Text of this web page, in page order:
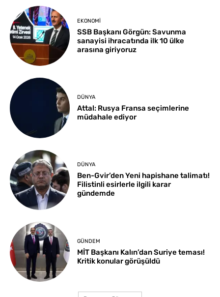
EKONOMI
SSB Başkanı Görgün: Savunma
sanayisi ihracatında ilk 10 ülke
arasına giriyoruz
DÜNYA
Attal: Rusya Fransa seçimlerine
müdahale ediyor
DÜNYA
Ben-Gvir’den Yeni hapishane talimatı!
Filistinli esirlerle ilgili karar
gündemde
GÜNDEM
MİT Başkanı Kalın’dan Suriye teması!
Kritik konular görüşüldü